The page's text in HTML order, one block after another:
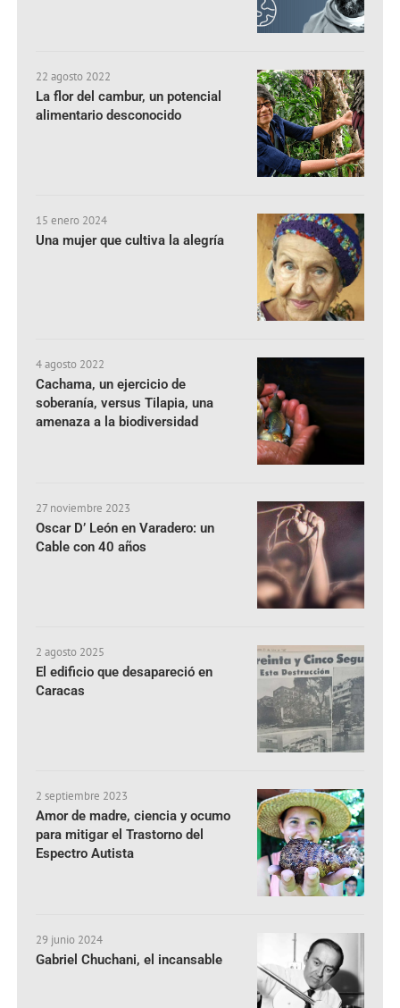
22 agosto 2022
La flor del cambur, un potencial
alimentario desconocido
15 enero 2024
Una mujer que cultiva la alegría
4 agosto 2022
Cachama, un ejercicio de
soberanía, versus Tilapia, una
amenaza a la biodiversidad
27 noviembre 2023
Oscar D’ León en Varadero: un
Cable con 40 años
2 agosto 2025
El edificio que desapareció en
Caracas
2 septiembre 2023
Amor de madre, ciencia y ocumo
para mitigar el Trastorno del
Espectro Autista
29 junio 2024
Gabriel Chuchani, el incansable